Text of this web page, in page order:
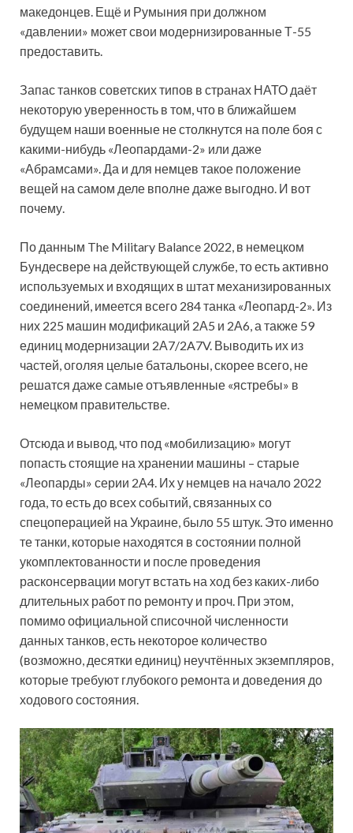
македонцев. Ещё и Румыния при должном
«давлении» может свои модернизированные Т-55
предоставить.
Запас танков советских типов в странах НАТО даёт
некоторую уверенность в том, что в ближайшем
будущем наши военные не столкнутся на поле боя с
какими-нибудь «Леопардами-2» или даже
«Абрамсами». Да и для немцев такое положение
вещей на самом деле вполне даже выгодно. И вот
почему.
По данным The Military Balance 2022, в немецком
Бундесвере на действующей службе, то есть активно
используемых и входящих в штат механизированных
соединений, имеется всего 284 танка «Леопард-2». Из
них 225 машин модификаций 2А5 и 2А6, а также 59
единиц модернизации 2А7/2A7V. Выводить их из
частей, оголяя целые батальоны, скорее всего, не
решатся даже самые отъявленные «ястребы» в
немецком правительстве.
Отсюда и вывод, что под «мобилизацию» могут
попасть стоящие на хранении машины – старые
«Леопарды» серии 2А4. Их у немцев на начало 2022
года, то есть до всех событий, связанных со
спецоперацией на Украине, было 55 штук. Это именно
те танки, которые находятся в состоянии полной
укомплектованности и после проведения
расконсервации могут встать на ход без каких-либо
длительных работ по ремонту и проч. При этом,
помимо официальной списочной численности
данных танков, есть некоторое количество
(возможно, десятки единиц) неучтённых экземпляров,
которые требуют глубокого ремонта и доведения до
ходового состояния.